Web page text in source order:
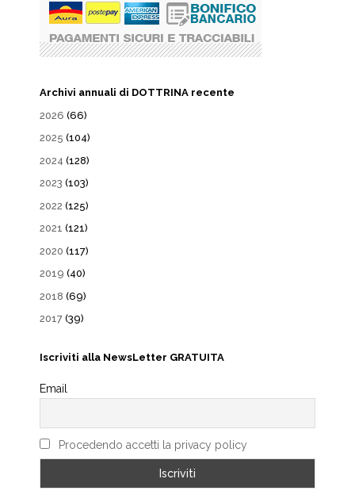
Archivi annuali di DOTTRINA recente
2026 (66)
2025 (104)
2024 (128)
2023 (103)
2022 (125)
2021 (121)
2020 (117)
2019 (40)
2018 (69)
2017 (39)
Iscriviti alla NewsLetter GRATUITA
Email
Procedendo accetti la privacy policy